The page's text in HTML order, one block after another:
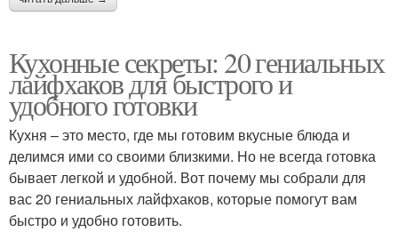
Кухонные секреты: 20 гениальных
лайфхаков для быстрого и
удобного готовки
Кухня – это место, где мы готовим вкусные блюда и
делимся ими со своими близкими. Но не всегда готовка
бывает легкой и удобной. Вот почему мы собрали для
вас 20 гениальных лайфхаков, которые помогут вам
быстро и удобно готовить.